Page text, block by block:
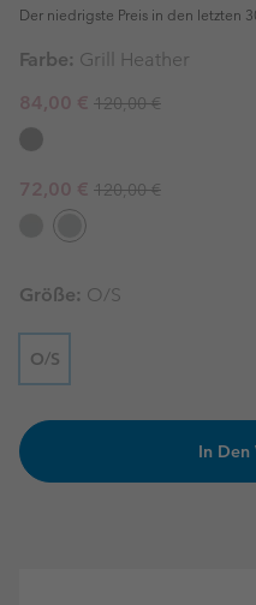
Der niedrigste Preis in den letzten
Farbe: Grill Heather
Sale price:
84,00 € Regular price:
120,00 €
Sale price:
72,00 € Regular price:
120,00 €
Größe: O/S
O/S
In Den